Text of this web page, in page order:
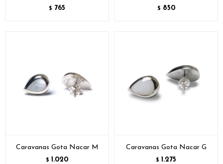
$ 765 $ 850
Caravanas Gota Nacar M
$ 1.020
Caravanas Gota Nacar G
$ 1.275